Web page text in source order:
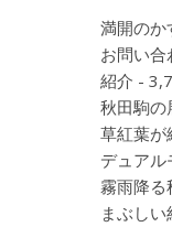
満開のか
お問い合
紹介 -
秋田駒
草紅葉
デュア
霧雨降る
まぶし